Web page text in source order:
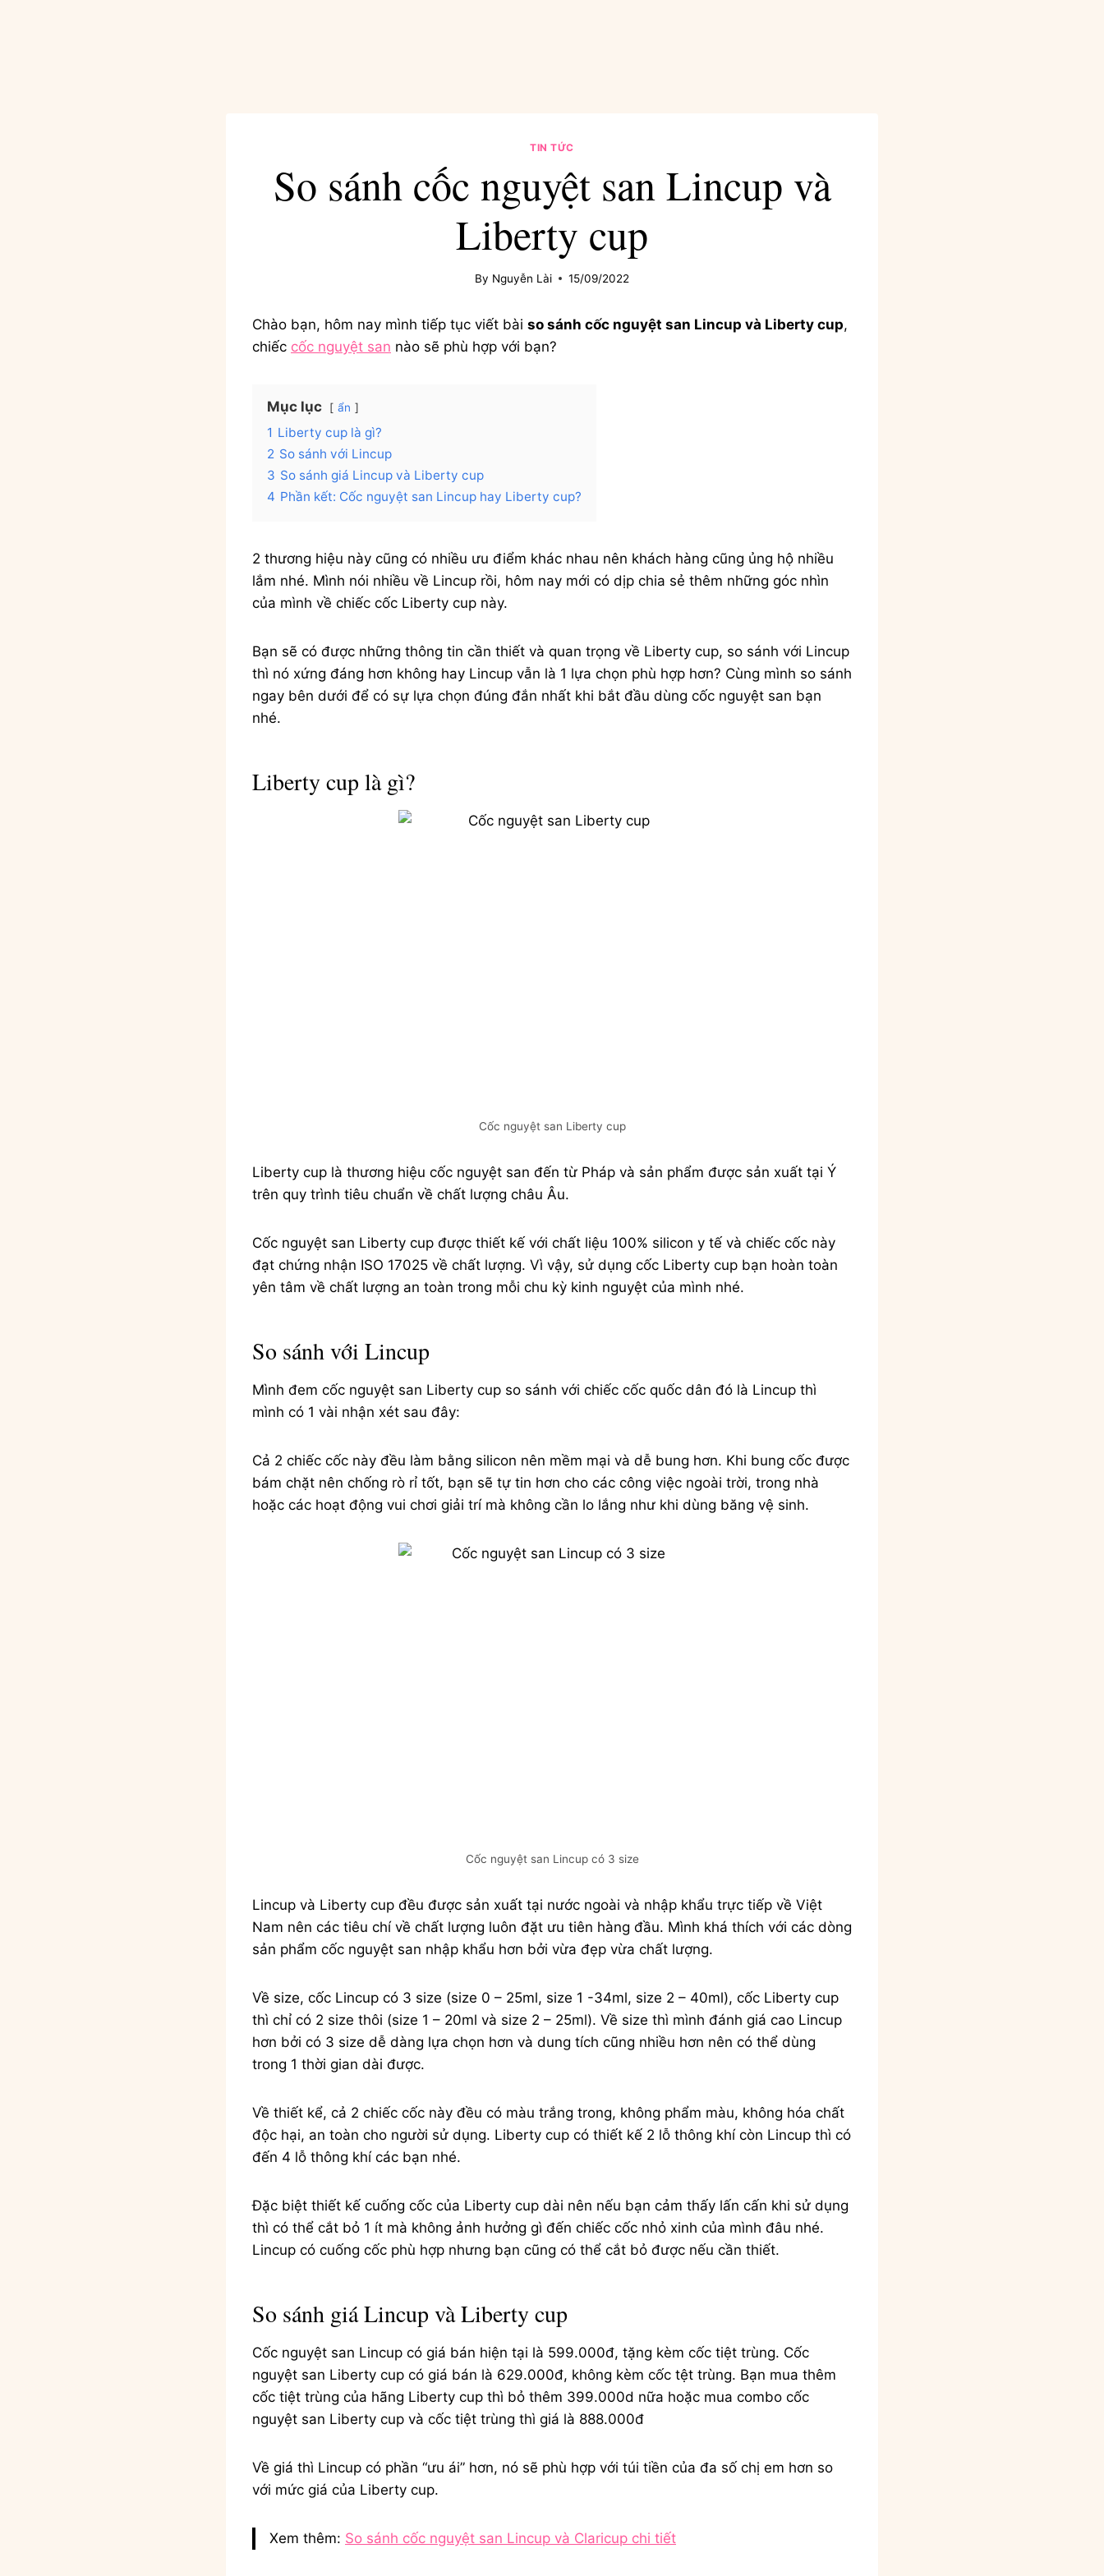
TIN TỨC
So sánh cốc nguyệt san Lincup và
Liberty cup
By Nguyễn Lài 15/09/2022
Chào bạn, hôm nay mình tiếp tục viết bài so sánh cốc nguyệt san Lincup và Liberty cup,
chiếc cốc nguyệt san nào sẽ phù hợp với bạn?
Mục lục ẩn
1 Liberty cup là gì?
2 So sánh với Lincup
3 So sánh giá Lincup và Liberty cup
4 Phần kết: Cốc nguyệt san Lincup hay Liberty cup?
2 thương hiệu này cũng có nhiều ưu điểm khác nhau nên khách hàng cũng ủng hộ nhiều
lắm nhé. Mình nói nhiều về Lincup rồi, hôm nay mới có dịp chia sẻ thêm những góc nhìn
của mình về chiếc cốc Liberty cup này.
Bạn sẽ có được những thông tin cần thiết và quan trọng về Liberty cup, so sánh với Lincup
thì nó xứng đáng hơn không hay Lincup vẫn là 1 lựa chọn phù hợp hơn? Cùng mình so sánh
ngay bên dưới để có sự lựa chọn đúng đắn nhất khi bắt đầu dùng cốc nguyệt san bạn
nhé.
Liberty cup là gì?
Cốc nguyệt san Liberty cup
Liberty cup là thương hiệu cốc nguyệt san đến từ Pháp và sản phẩm được sản xuất tại Ý
trên quy trình tiêu chuẩn về chất lượng châu Âu.
Cốc nguyệt san Liberty cup được thiết kế với chất liệu 100% silicon y tế và chiếc cốc này
đạt chứng nhận ISO 17025 về chất lượng. Vì vậy, sử dụng cốc Liberty cup bạn hoàn toàn
yên tâm về chất lượng an toàn trong mỗi chu kỳ kinh nguyệt của mình nhé.
So sánh với Lincup
Mình đem cốc nguyệt san Liberty cup so sánh với chiếc cốc quốc dân đó là Lincup thì
mình có 1 vài nhận xét sau đây:
Cả 2 chiếc cốc này đều làm bằng silicon nên mềm mại và dễ bung hơn. Khi bung cốc được
bám chặt nên chống rò rỉ tốt, bạn sẽ tự tin hơn cho các công việc ngoài trời, trong nhà
hoặc các hoạt động vui chơi giải trí mà không cần lo lắng như khi dùng băng vệ sinh.
Cốc nguyệt san Lincup có 3 size
Lincup và Liberty cup đều được sản xuất tại nước ngoài và nhập khẩu trực tiếp về Việt
Nam nên các tiêu chí về chất lượng luôn đặt ưu tiên hàng đầu. Mình khá thích với các dòng
sản phẩm cốc nguyệt san nhập khẩu hơn bởi vừa đẹp vừa chất lượng.
Về size, cốc Lincup có 3 size (size 0 – 25ml, size 1 -34ml, size 2 – 40ml), cốc Liberty cup
thì chỉ có 2 size thôi (size 1 – 20ml và size 2 – 25ml). Về size thì mình đánh giá cao Lincup
hơn bởi có 3 size dễ dàng lựa chọn hơn và dung tích cũng nhiều hơn nên có thể dùng
trong 1 thời gian dài được.
Về thiết kể, cả 2 chiếc cốc này đều có màu trắng trong, không phẩm màu, không hóa chất
độc hại, an toàn cho người sử dụng. Liberty cup có thiết kế 2 lỗ thông khí còn Lincup thì có
đến 4 lỗ thông khí các bạn nhé.
Đặc biệt thiết kế cuống cốc của Liberty cup dài nên nếu bạn cảm thấy lấn cấn khi sử dụng
thì có thể cắt bỏ 1 ít mà không ảnh hưởng gì đến chiếc cốc nhỏ xinh của mình đâu nhé.
Lincup có cuống cốc phù hợp nhưng bạn cũng có thể cắt bỏ được nếu cần thiết.
So sánh giá Lincup và Liberty cup
Cốc nguyệt san Lincup có giá bán hiện tại là 599.000đ, tặng kèm cốc tiệt trùng. Cốc
nguyệt san Liberty cup có giá bán là 629.000đ, không kèm cốc tệt trùng. Bạn mua thêm
cốc tiệt trùng của hãng Liberty cup thì bỏ thêm 399.000d nữa hoặc mua combo cốc
nguyệt san Liberty cup và cốc tiệt trùng thì giá là 888.000đ
Về giá thì Lincup có phần “ưu ái” hơn, nó sẽ phù hợp với túi tiền của đa số chị em hơn so
với mức giá của Liberty cup.
Xem thêm: So sánh cốc nguyệt san Lincup và Claricup chi tiết